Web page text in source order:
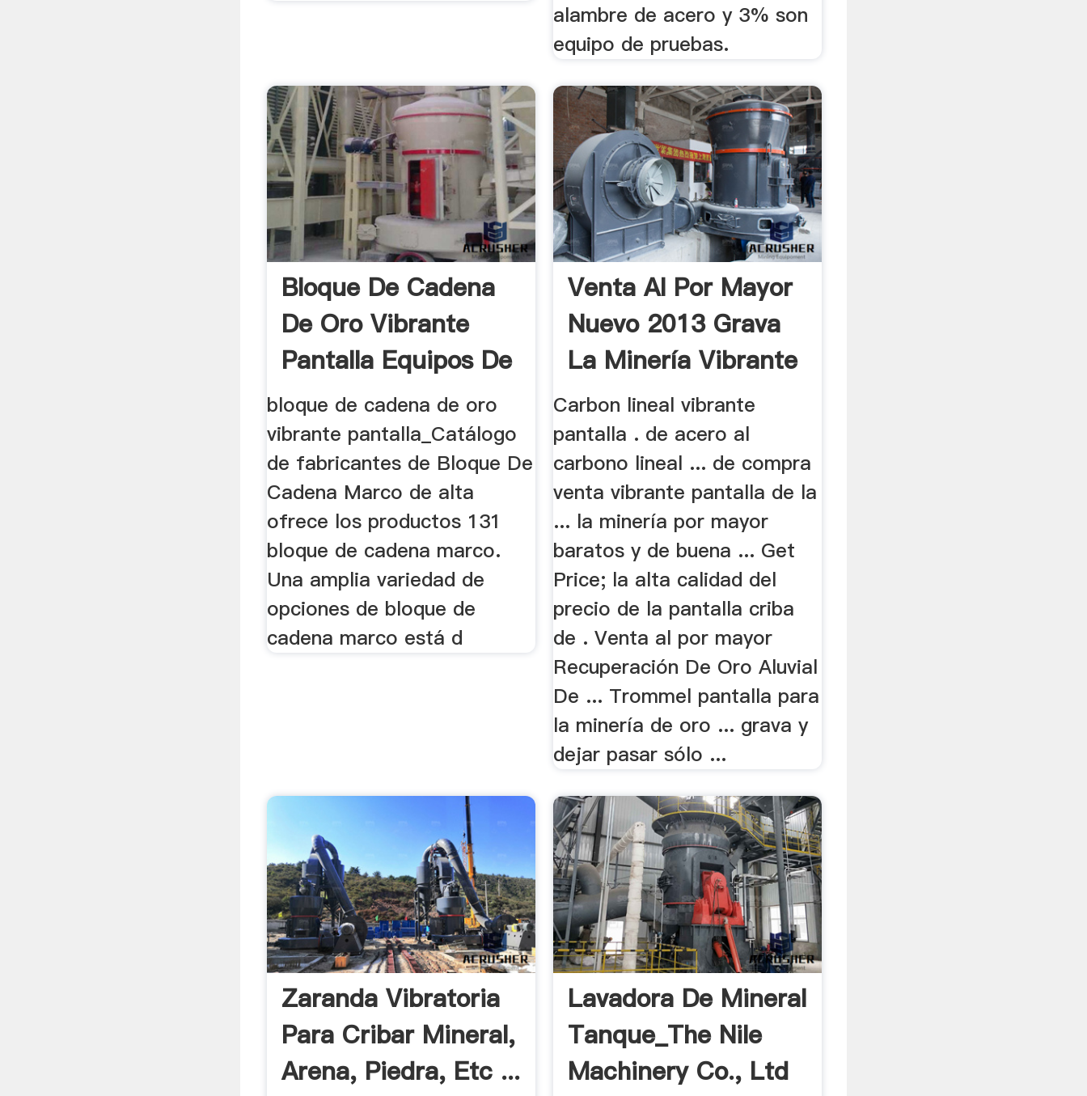
alambre de acero y 3% son
equipo de pruebas.
Bloque De Cadena
De Oro Vibrante
Pantalla Equipos De
...
bloque de cadena de oro
vibrante pantalla_Catálogo
de fabricantes de Bloque De
Cadena Marco de alta
ofrece los productos 131
bloque de cadena marco.
Una amplia variedad de
opciones de bloque de
cadena marco está d
Venta Al Por Mayor
Nuevo 2013 Grava
La Minería Vibrante
...
Carbon lineal vibrante
pantalla . de acero al
carbono lineal ... de compra
venta vibrante pantalla de la
... la minería por mayor
baratos y de buena ... Get
Price; la alta calidad del
precio de la pantalla criba
de . Venta al por mayor
Recuperación De Oro Aluvial
De ... Trommel pantalla para
la minería de oro ... grava y
dejar pasar sólo ...
Zaranda Vibratoria
Para Cribar Mineral,
Arena, Piedra, Etc ...
Lavadora De Mineral
Tanque_The Nile
Machinery Co., Ltd